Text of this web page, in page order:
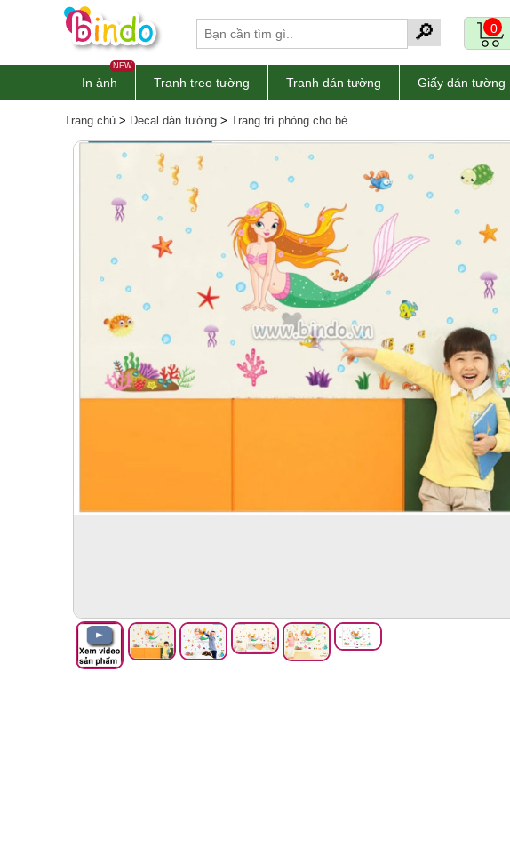
🔎 0
NEW
In ảnh Tranh treo tường Tranh dán tường Giấy dán tường
Trang chủ > Decal dán tường > Trang trí phòng cho bé